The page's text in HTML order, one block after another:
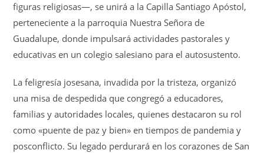
figuras religiosas—, se unirá a la Capilla Santiago Apóstol,
perteneciente a la parroquia Nuestra Señora de
Guadalupe, donde impulsará actividades pastorales y
educativas en un colegio salesiano para el autosustento.
La feligresía josesana, invadida por la tristeza, organizó
una misa de despedida que congregó a educadores,
familias y autoridades locales, quienes destacaron su rol
como «puente de paz y bien» en tiempos de pandemia y
posconflicto. Su legado perdurará en los corazones de San